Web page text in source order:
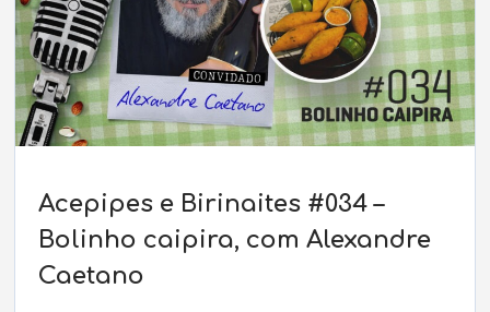
Acepipes e Birinaites #034 –
Bolinho caipira, com Alexandre
Caetano